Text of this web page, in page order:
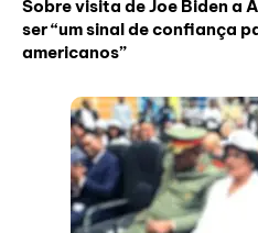
Sobre visita de Joe Biden a
ser “um sinal de confiança
americanos”